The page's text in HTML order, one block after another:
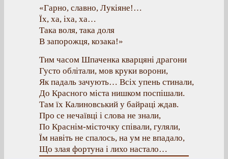
«Гарно, славно, Лукіяне!…
Їх, ха, іха, ха…
Така воля, така доля
В запорожця, козака!»
Тим часом Шпаченка кварцяні драгони
Густо облітали, мов круки ворони,
Як падаль зачують… Всіх упень стинали,
До Красного міста нишком поспішали.
Там їх Калиновський у байраці ждав.
Про се нечаївці і слова не знали,
По Краснім-місточку співали, гуляли,
Їм навіть не спалось, на ум не впадало,
Що злая фортуна і лихо настало…